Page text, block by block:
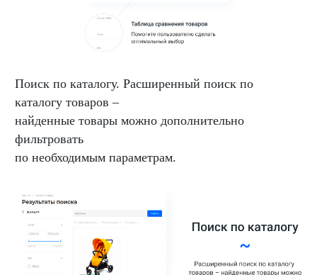
Поиск по каталогу. Расширенный поиск по
каталогу товаров –
найденные товары можно дополнительно
фильтровать
по необходимым параметрам.